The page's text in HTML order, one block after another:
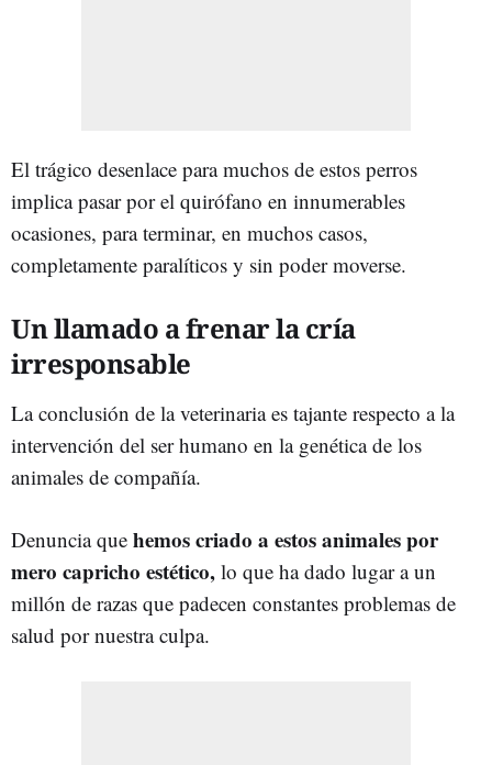
El trágico desenlace para muchos de estos perros
implica pasar por el quirófano en innumerables
ocasiones, para terminar, en muchos casos,
completamente paralíticos y sin poder moverse.
Un llamado a frenar la cría
irresponsable
La conclusión de la veterinaria es tajante respecto a la
intervención del ser humano en la genética de los
animales de compañía.
Denuncia que hemos criado a estos animales por
mero capricho estético, lo que ha dado lugar a un
millón de razas que padecen constantes problemas de
salud por nuestra culpa.